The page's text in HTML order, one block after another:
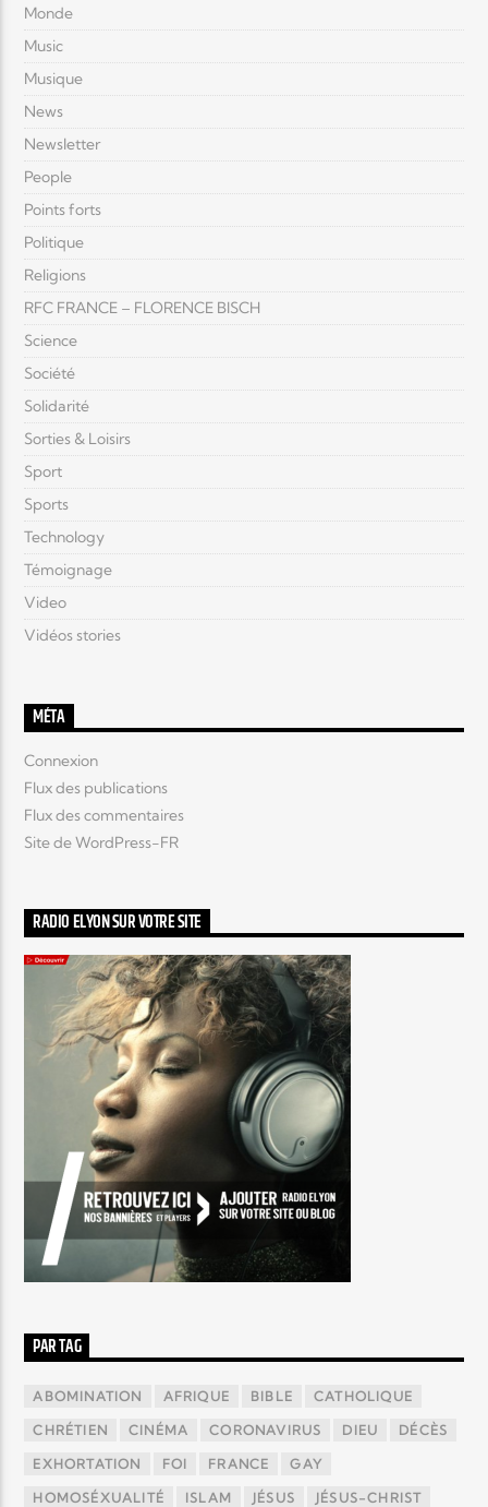
Monde
Music
Musique
News
Newsletter
People
Points forts
Politique
Religions
RFC FRANCE – FLORENCE BISCH
Science
Société
Solidarité
Sorties & Loisirs
Sport
Sports
Technology
Témoignage
Video
Vidéos stories
MÉTA
Connexion
Flux des publications
Flux des commentaires
Site de WordPress-FR
RADIO ELYON SUR VOTRE SITE
PAR TAG
ABOMINATION AFRIQUE BIBLE CATHOLIQUE
CHRÉTIEN CINÉMA CORONAVIRUS DIEU DÉCÈS
EXHORTATION FOI FRANCE GAY
HOMOSÉXUALITÉ ISLAM JÉSUS JÉSUS-CHRIST